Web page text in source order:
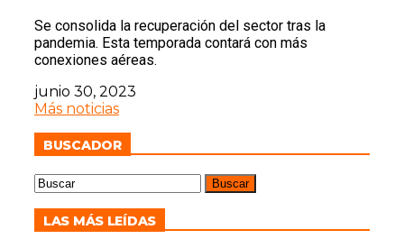
Se consolida la recuperación del sector tras la
pandemia. Esta temporada contará con más
conexiones aéreas.
junio 30, 2023
Más noticias
BUSCADOR
LAS MÁS LEÍDAS